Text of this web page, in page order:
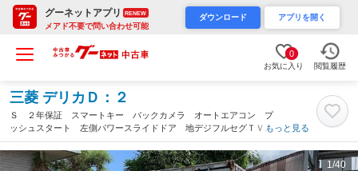
グーネットアプリ RENEW
メアド不要で問い合わせ可能
ダウンロード アプリを開く
0
お気に入り 閲覧履歴
三菱 デリカＤ：２
Ｓ ２年保証 スマートキー バックカメラ オートエアコン プ
ッシュスタート 左側パワースライドドア 地デジフルセグＴＶ
Ｂｌｕｅｔｏｏｔｈ ＥＴＣ装備 ＨＩＤライト フォグランプ
装備 純正アルミホイール（沖縄県）
もっと見る
1 /40